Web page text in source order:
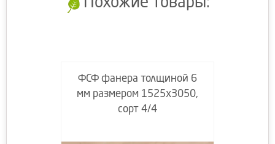
ФСФ фанера толщиной 6
мм размером 1525х3050,
сорт 4/4